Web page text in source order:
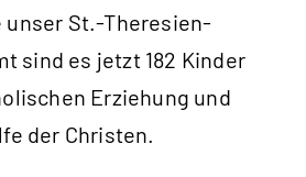
unser St.-Theresien-
sind es jetzt 182 Kinder
Erziehung und
der Christen.